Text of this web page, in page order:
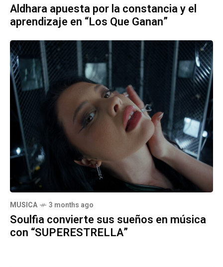
Aldhara apuesta por la constancia y el
aprendizaje en “Los Que Ganan”
MUSICA 3 months ago
Soulfia convierte sus sueños en música
con “SUPERESTRELLA”